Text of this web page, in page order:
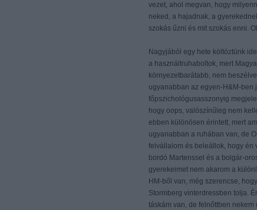
vezet, ahol megvan, hogy
neked, a hajadnak, a
szokás űzni és mit szokás enni.
Nagyjából egy hete költöztünk
a használtruhaboltok, mert
környezetbarátabb, nem
ugyanabban az egyen-H&M-ben
főpszichológusasszonyig
hogy oops, valószínűleg nem
ebben különösen érintett, mert
ugyanabban a ruhában van, de
felvállalom és beleállok, hogy én
bordó Martenssel és a bolgár-
gyerekeimet nem akarom a
HM-ből van, még szerencse,
Stormberg vinterdressben tolja.
táskám van, de felnőttben